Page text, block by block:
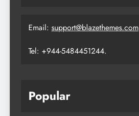
Email: support@blazethemes.com
Tel: +944-5484451244.
Popular